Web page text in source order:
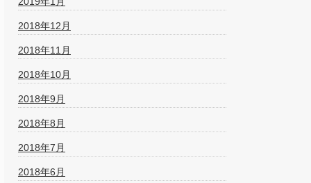
2018年12月
2018年11月
2018年10月
2018年9月
2018年8月
2018年7月
2018年6月